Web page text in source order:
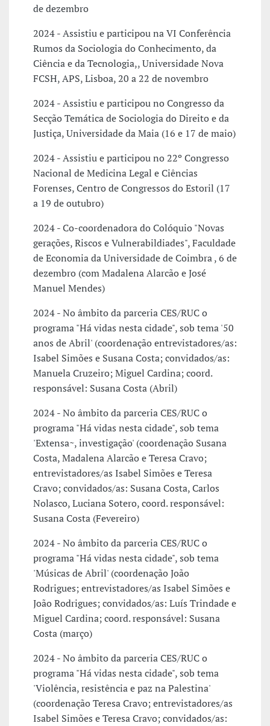
de dezembro
2024 - Assistiu e participou na VI Conferência
Rumos da Sociologia do Conhecimento, da
Ciência e da Tecnologia,, Universidade Nova
FCSH, APS, Lisboa, 20 a 22 de novembro
2024 - Assistiu e participou no Congresso da
Secção Temática de Sociologia do Direito e da
Justiça, Universidade da Maia (16 e 17 de maio)
2024 - Assistiu e participou no 22º Congresso
Nacional de Medicina Legal e Ciências
Forenses, Centro de Congressos do Estoril (17
a 19 de outubro)
2024 - Co-coordenadora do Colóquio "Novas
gerações, Riscos e Vulnerabildiades", Faculdade
de Economia da Universidade de Coimbra , 6 de
dezembro (com Madalena Alarcão e José
Manuel Mendes)
2024 - No âmbito da parceria CES/RUC o
programa "Há vidas nesta cidade", sob tema '50
anos de Abril' (coordenação entrevistadores/as:
Isabel Simões e Susana Costa; convidados/as:
Manuela Cruzeiro; Miguel Cardina; coord.
responsável: Susana Costa (Abril)
2024 - No âmbito da parceria CES/RUC o
programa "Há vidas nesta cidade", sob tema
'Extensa~, investigação' (coordenação Susana
Costa, Madalena Alarcão e Teresa Cravo;
entrevistadores/as Isabel Simões e Teresa
Cravo; convidados/as: Susana Costa, Carlos
Nolasco, Luciana Sotero, coord. responsável:
Susana Costa (Fevereiro)
2024 - No âmbito da parceria CES/RUC o
programa "Há vidas nesta cidade", sob tema
'Músicas de Abril' (coordenação João
Rodrigues; entrevistadores/as Isabel Simões e
João Rodrigues; convidados/as: Luís Trindade e
Miguel Cardina; coord. responsável: Susana
Costa (março)
2024 - No âmbito da parceria CES/RUC o
programa "Há vidas nesta cidade", sob tema
'Violência, resistência e paz na Palestina'
(coordenação Teresa Cravo; entrevistadores/as
Isabel Simões e Teresa Cravo; convidados/as: